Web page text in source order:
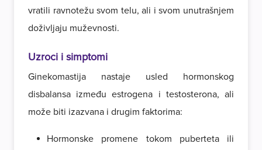
vratili ravnotežu svom telu, ali i svom unutrašnjem
doživljaju muževnosti.
Uzroci i simptomi
Ginekomastija nastaje usled hormonskog
disbalansa između estrogena i testosterona, ali
može biti izazvana i drugim faktorima:
Hormonske promene tokom puberteta ili